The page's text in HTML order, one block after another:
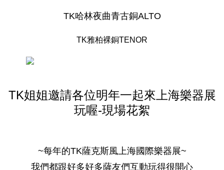
TK哈林夜曲青古銅ALTO
TK雅柏裸銅TENOR
TK姐姐邀請各位明年一起來上海樂器展
玩喔-現場花絮
~每年的TK薩克斯風上海國際樂器展~
我們都跟好多好多薩友們互動玩得很開心